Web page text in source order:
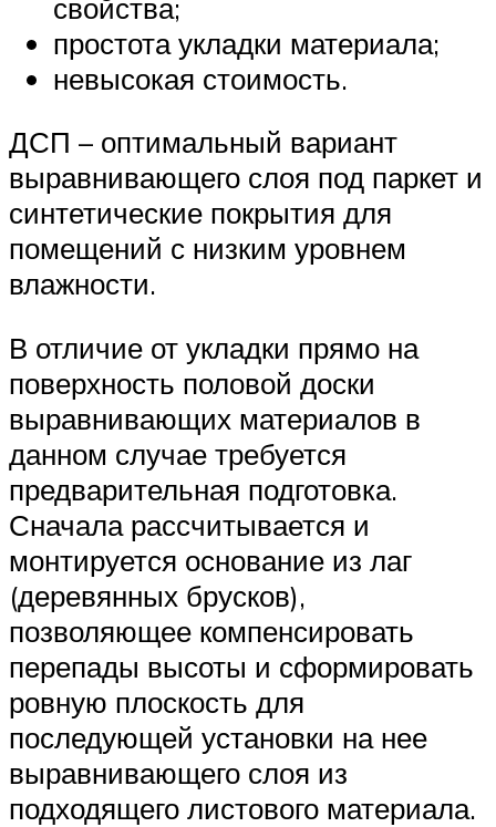
свойства;
простота укладки материала;
невысокая стоимость.
ДСП – оптимальный вариант
выравнивающего слоя под паркет и
синтетические покрытия для
помещений с низким уровнем
влажности.
В отличие от укладки прямо на
поверхность половой доски
выравнивающих материалов в
данном случае требуется
предварительная подготовка.
Сначала рассчитывается и
монтируется основание из лаг
(деревянных брусков),
позволяющее компенсировать
перепады высоты и сформировать
ровную плоскость для
последующей установки на нее
выравнивающего слоя из
подходящего листового материала.